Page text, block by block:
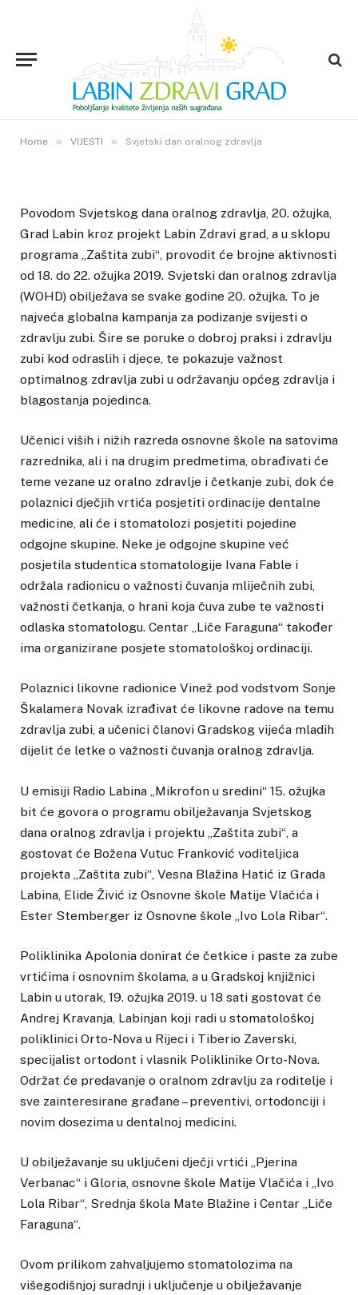
Home » VIJESTI » Svjetski dan oralnog zdravlja
Svjetski dan oralnog zdravlja
14. OŽUJKA 2019. 4VIEWS
Povodom Svjetskog dana oralnog zdravlja, 20. ožujka,
Grad Labin kroz projekt Labin Zdravi grad, a u sklopu
programa „Zaštita zubi“, provodit će brojne aktivnosti
od 18. do 22. ožujka 2019. Svjetski dan oralnog zdravlja
(WOHD) obilježava se svake godine 20. ožujka. To je
najveća globalna kampanja za podizanje svijesti o
zdravlju zubi. Šire se poruke o dobroj praksi i zdravlju
zubi kod odraslih i djece, te pokazuje važnost
optimalnog zdravlja zubi u održavanju općeg zdravlja i
blagostanja pojedinca.
Učenici viših i nižih razreda osnovne škole na satovima
razrednika, ali i na drugim predmetima, obrađivati će
teme vezane uz oralno zdravlje i četkanje zubi, dok će
polaznici dječjih vrtića posjetiti ordinacije dentalne
medicine, ali će i stomatolozi posjetiti pojedine
odgojne skupine. Neke je odgojne skupine već
posjetila studentica stomatologije Ivana Fable i
održala radionicu o važnosti čuvanja mliječnih zubi,
važnosti četkanja, o hrani koja čuva zube te važnosti
odlaska stomatologu. Centar „Liče Faraguna“ također
ima organizirane posjete stomatološkoj ordinaciji.
Polaznici likovne radionice Vinež pod vodstvom Sonje
Škalamera Novak izrađivat će likovne radove na temu
zdravlja zubi, a učenici članovi Gradskog vijeća mladih
dijelit će letke o važnosti čuvanja oralnog zdravlja.
U emisiji Radio Labina „Mikrofon u sredini“ 15. ožujka
bit će govora o programu obilježavanja Svjetskog
dana oralnog zdravlja i projektu „Zaštita zubi“, a
gostovat će Božena Vutuc Franković voditeljica
projekta „Zaštita zubi“, Vesna Blažina Hatić iz Grada
Labina, Elide Živić iz Osnovne škole Matije Vlačića i
Ester Stemberger iz Osnovne škole „Ivo Lola Ribar“.
Poliklinika Apolonia donirat će četkice i paste za zube
vrtićima i osnovnim školama, a u Gradskoj knjižnici
Labin u utorak, 19. ožujka 2019. u 18 sati gostovat će
Andrej Kravanja, Labinjan koji radi u stomatološkoj
poliklinici Orto-Nova u Rijeci i Tiberio Zaverski,
specijalist ortodont i vlasnik Poliklinike Orto-Nova.
Održat će predavanje o oralnom zdravlju za roditelje i
sve zainteresirane građane – preventivi, ortodonciji i
novim dosezima u dentalnoj medicini.
U obilježavanje su uključeni dječji vrtići „Pjerina
Verbanac“ i Gloria, osnovne škole Matije Vlačića i „Ivo
Lola Ribar“, Srednja škola Mate Blažine i Centar „Liče
Faraguna“.
Ovom prilikom zahvaljujemo stomatolozima na
višegodišnjoj suradnji i uključenje u obilježavanje